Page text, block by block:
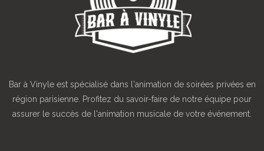
Bar à Vinyle est spécialisé dans l'animation de soirées privées en
région parisienne. Profitez du savoir-faire de notre équipe pour
assurer le succès de l'animation musicale de votre événement.